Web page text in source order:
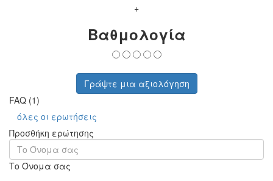
+
Βαθμολογία
Γράψτε μια αξιολόγηση
FAQ (1)
όλες οι ερωτήσεις
Προσθήκη ερώτησης
Το Όνομα σας